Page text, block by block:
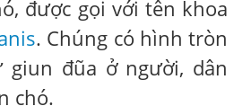
được gọi với tên khoa
. Chúng có hình tròn
giun đũa ở người, dân
chó.